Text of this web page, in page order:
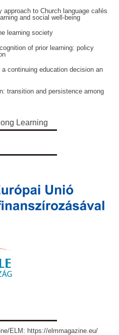
approach to Church language cafés
and social well-being
learning society
of prior learning: policy
continuing education decision an
transition and persistence among
Learning
ELM: https://elmmagazine.eu/